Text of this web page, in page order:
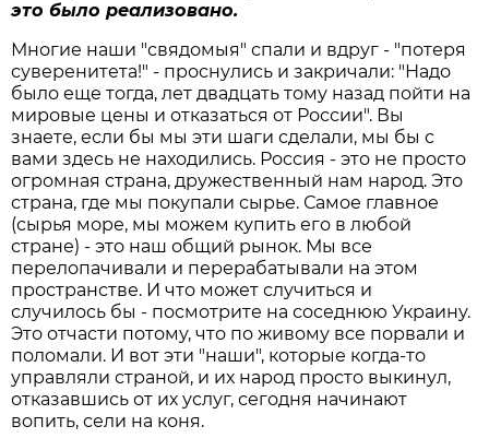
это было реализовано.
Многие наши "свядомыя" спали и вдруг - "потеря
суверенитета!" - проснулись и закричали: "Надо
было еще тогда, лет двадцать тому назад пойти на
мировые цены и отказаться от России". Вы
знаете, если бы мы эти шаги сделали, мы бы с
вами здесь не находились. Россия - это не просто
огромная страна, дружественный нам народ. Это
страна, где мы покупали сырье. Самое главное
(сырья море, мы можем купить его в любой
стране) - это наш общий рынок. Мы все
перелопачивали и перерабатывали на этом
пространстве. И что может случиться и
случилось бы - посмотрите на соседнюю Украину.
Это отчасти потому, что по живому все порвали и
поломали. И вот эти "наши", которые когда-то
управляли страной, и их народ просто выкинул,
отказавшись от их услуг, сегодня начинают
вопить, сели на коня.